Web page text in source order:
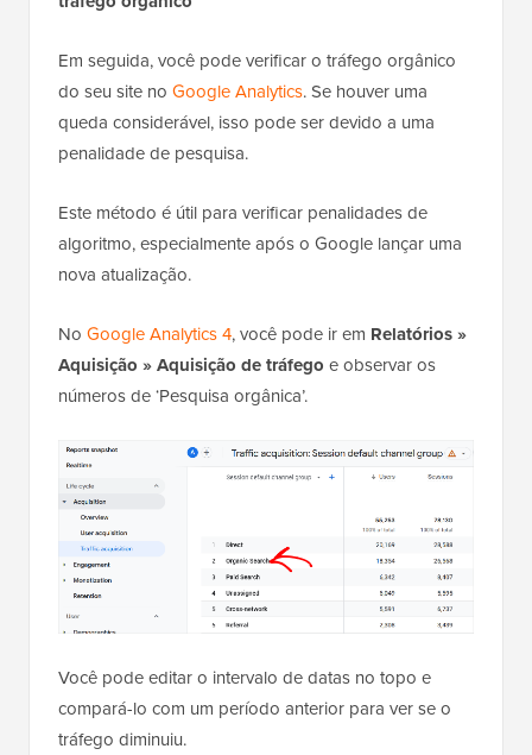
Em seguida, você pode verificar o tráfego orgânico
do seu site no Google Analytics. Se houver uma
queda considerável, isso pode ser devido a uma
penalidade de pesquisa.
Este método é útil para verificar penalidades de
algoritmo, especialmente após o Google lançar uma
nova atualização.
No Google Analytics 4, você pode ir em Relatórios »
Aquisição » Aquisição de tráfego e observar os
números de ‘Pesquisa orgânica’.
Você pode editar o intervalo de datas no topo e
compará-lo com um período anterior para ver se o
tráfego diminuiu.